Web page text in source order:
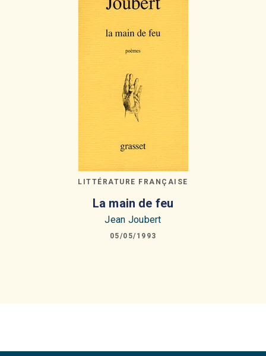
LITTÉRATURE FRANÇAISE
La main de feu
Jean Joubert
05/05/1993